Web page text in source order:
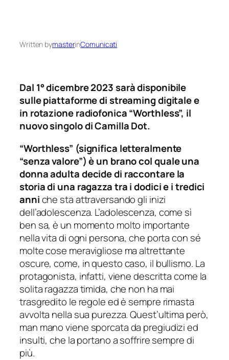
Written bymasterinComunicati
Dal 1° dicembre 2023 sarà disponibile
sulle piattaforme di streaming digitale e
in rotazione radiofonica “Worthless”, il
nuovo singolo di Camilla Dot.
“Worthless” (significa letteralmente
“senza valore”) è un branocol quale una
donna adulta decide di raccontare la
storia di una ragazza tra i dodici e i tredici
anniche sta attraversando gli inizi
dell’adolescenza. L’adolescenza, come sì
ben sa, è un momento molto importante
nella vita di ogni persona, che porta con sé
molte cose meravigliose ma altrettante
oscure, come, in questo caso, il bullismo. La
protagonista, infatti, viene descritta come la
solita ragazza timida, che non ha mai
trasgredito le regole ed è sempre rimasta
avvolta nella sua purezza. Quest’ultima però,
man mano viene sporcata da pregiudizi ed
insulti, che la portano a soffrire sempre di
più.